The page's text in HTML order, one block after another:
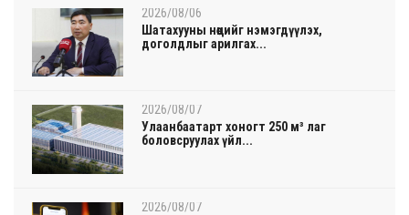
2026/08/06
Шатахууны нөөцийг нэмэгдүүлэх,
доголдлыг арилгах...
2026/08/07
Улаанбаатарт хоногт 250 м³ лаг
боловсруулах үйл...
2026/08/07